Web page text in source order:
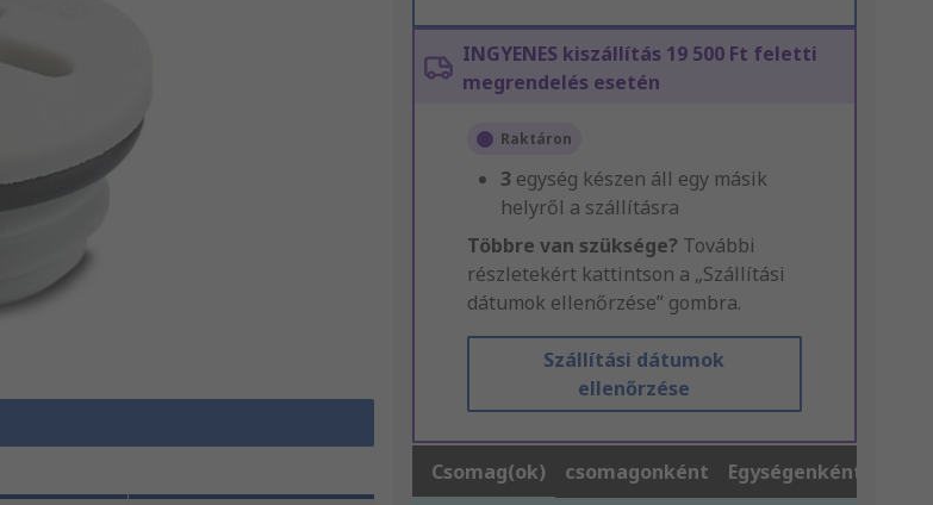
INGYENES kiszállítás 19 500 Ft feletti
megrendelés esetén
Raktáron
3 egység készen áll egy másik
helyről a szállításra
Többre van szüksége? További
részletekért kattintson a „Szállítási
dátumok ellenőrzése” gombra.
Szállítási dátumok
ellenőrzése
Csomag(ok) csomagonként Egységenként*